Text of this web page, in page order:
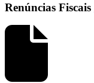
Renúncias Fiscais